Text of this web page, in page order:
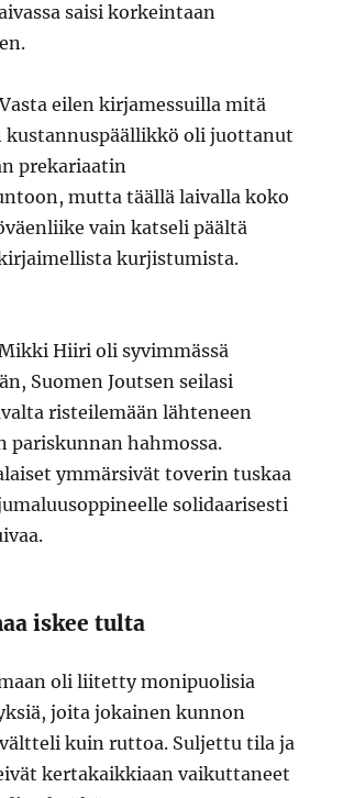
saisi korkeintaan
eilen kirjamessuilla mitä
oli juottanut
prekariaatin
mutta täällä laivalla koko
vain katseli päältä
kurjistumista.
Hiiri oli syvimmässä
Suomen Joutsen seilasi
risteilemään lähteneen
pariskunnan hahmossa.
ymmärsivät toverin tuskaa
solidaarisesti
iskee tulta
oli liitetty monipuolisia
joita jokainen kunnon
kuin ruttoa. Suljettu tila ja
kertakaikkiaan vaikuttaneet